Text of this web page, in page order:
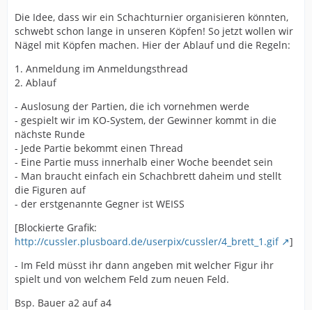
Die Idee, dass wir ein Schachturnier organisieren könnten,
schwebt schon lange in unseren Köpfen! So jetzt wollen wir
Nägel mit Köpfen machen. Hier der Ablauf und die Regeln:
1. Anmeldung im Anmeldungsthread
2. Ablauf
- Auslosung der Partien, die ich vornehmen werde
- gespielt wir im KO-System, der Gewinner kommt in die
nächste Runde
- Jede Partie bekommt einen Thread
- Eine Partie muss innerhalb einer Woche beendet sein
- Man braucht einfach ein Schachbrett daheim und stellt
die Figuren auf
- der erstgenannte Gegner ist WEISS
[Blockierte Grafik:
http://cussler.plusboard.de/userpix/cussler/4_brett_1.gif
]
- Im Feld müsst ihr dann angeben mit welcher Figur ihr
spielt und von welchem Feld zum neuen Feld.
Bsp. Bauer a2 auf a4